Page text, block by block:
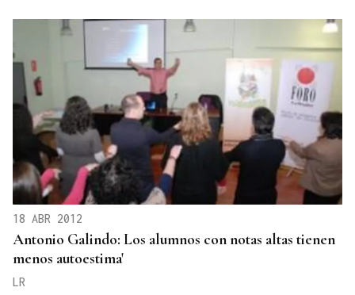
18 ABR 2012
Antonio Galindo: Los alumnos con notas altas tienen
menos autoestima'
LR